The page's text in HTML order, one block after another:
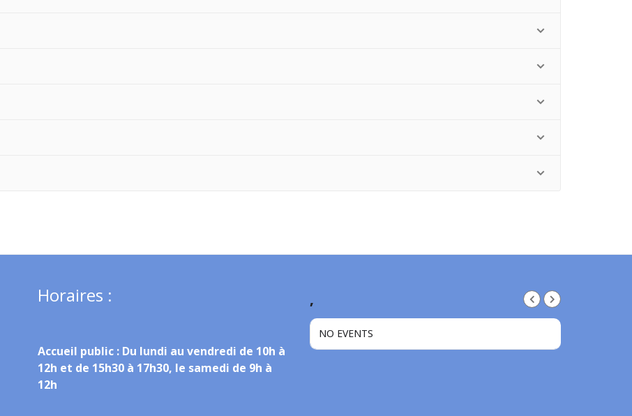
Horaires :
Accueil public : Du lundi au vendredi de 10h à
12h et de 15h30 à 17h30, le samedi de 9h à
12h
,
NO EVENTS